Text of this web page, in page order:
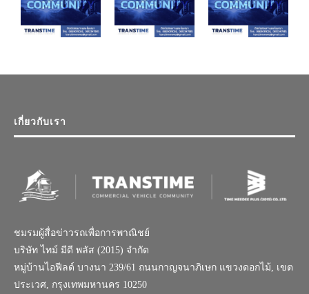
เกี่ยวกับเรา
ชมรมผู้สื่อข่าวรถเพื่อการพาณิชย์
บริษัท ไทม์ มีดี พลัส (2015) จำกัด
หมู่บ้านไอฟีลด์ บางนา 239/61 ถนนกาญจนาภิเษก แขวงดอกไม้, เขต
ประเวศ, กรุงเทพมหานคร 10250